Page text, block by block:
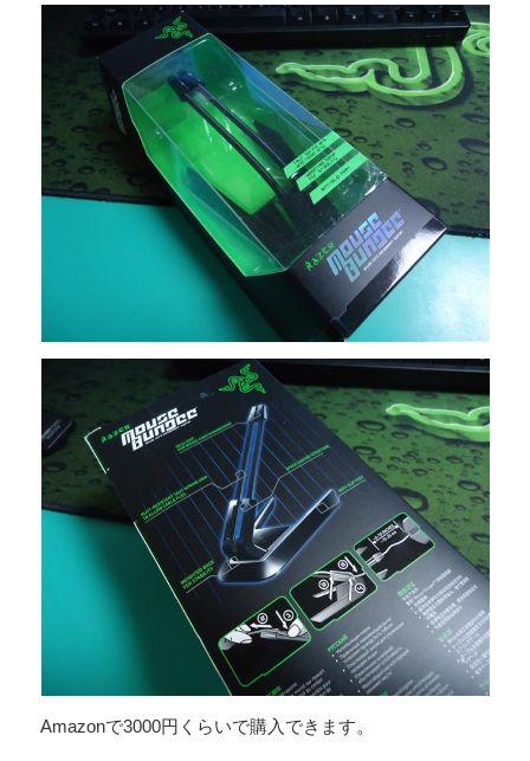
Amazonで3000円くらいで購入できます。